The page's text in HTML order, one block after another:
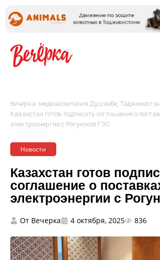
Вечёрка: медиакомпания Душанбе, Таджикистан
Казахстан готов подписать соглашение о
электроэнергии с Рогунской ГЭС
Новости
Казахстан готов
соглашение о
электроэнергии с
От Вечерка 4 октября, 2025 836